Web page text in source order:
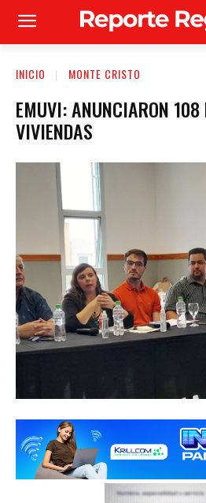
INICIO MONTE CRISTO
EMUVI: ANUNCIARON 108
VIVIENDAS